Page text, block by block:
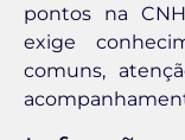
pontos na
exige
comuns,